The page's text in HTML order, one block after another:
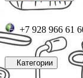
+7 928 966 61
Категории